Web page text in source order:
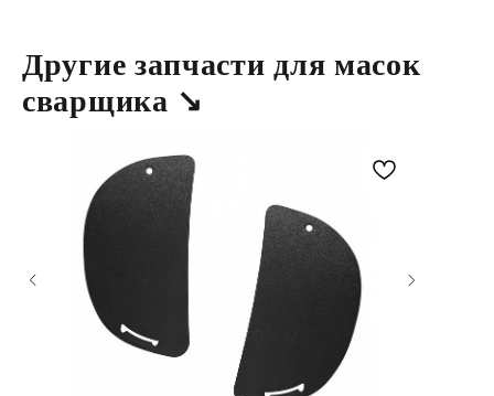
Другие запчасти для масок
сварщика ↘